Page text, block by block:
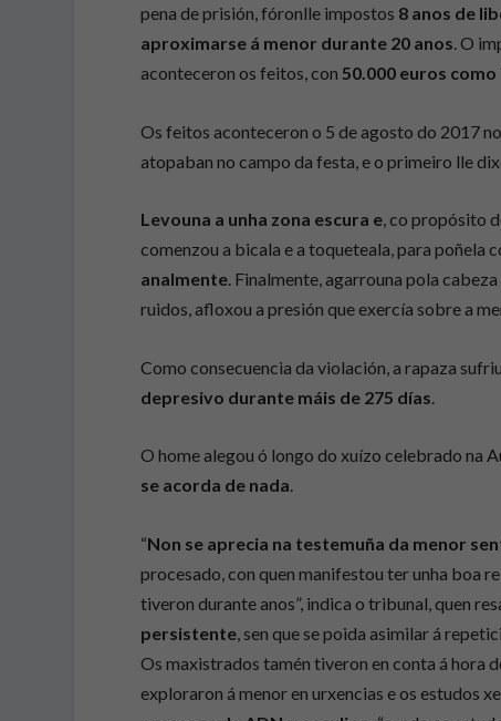
pena de prisión, fóronlle impostos 8 anos de
aproximarse á menor durante 20 anos. O
aconteceron os feitos, con50.000 euros
Os feitos aconteceron o 5 de agosto do 2017
atopaban no campo da festa, e o primeiro lle
Levouna a unha zona escura e, co propósito
comenzou a bicala e a toqueteala, para poñela
analmente. Finalmente, agarrouna pola cabeza
ruidos, afloxou a presión que exercía sobre a
Como consecuencia da violación, a rapaza
depresivo durante máis de 275 días
O home alegou ó longo do xuízo celebrado na
se acorda de nada.
“Non se aprecia na testemuña da menor
procesado, con quen manifestou ter unha boa
tiveron durante anos”, indica o tribunal, quen
persistente, sen que se poida asimilar á
Os maxistrados tamén tiveron en conta á hora
exploraron á menor en urxencias e os estudos